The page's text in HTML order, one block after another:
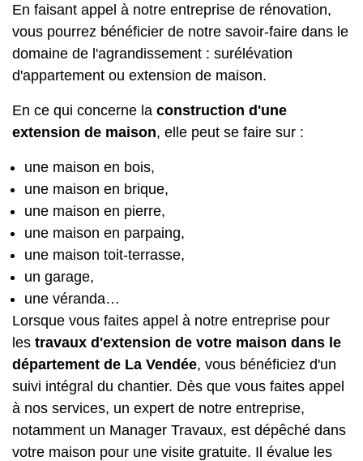
En faisant appel à notre entreprise de rénovation,
vous pourrez bénéficier de notre savoir-faire dans le
domaine de l'agrandissement : surélévation
d'appartement ou extension de maison.
En ce qui concerne la construction d'une
extension de maison, elle peut se faire sur :
une maison en bois,
une maison en brique,
une maison en pierre,
une maison en parpaing,
une maison toit-terrasse,
un garage,
une véranda…
Lorsque vous faites appel à notre entreprise pour
les travaux d'extension de votre maison dans le
département de La Vendée, vous bénéficiez d'un
suivi intégral du chantier. Dès que vous faites appel
à nos services, un expert de notre entreprise,
notamment un Manager Travaux, est dépêché dans
votre maison pour une visite gratuite. Il évalue les